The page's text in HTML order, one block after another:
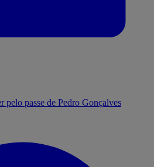
pelo passe de Pedro Gonçalves